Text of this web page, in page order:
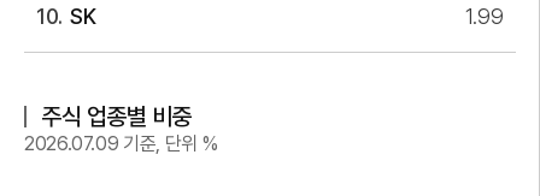
SK 1.99
주식 업종별 비중
2026.07.09 기준, 단위 %